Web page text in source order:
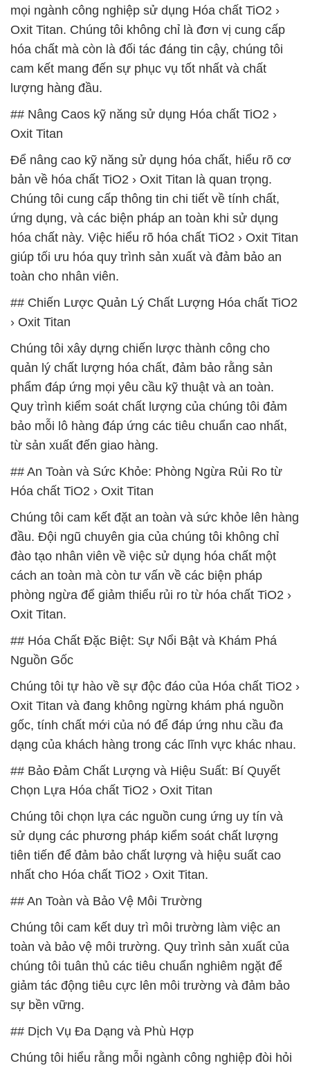
mọi ngành công nghiệp sử dụng Hóa chất TiO2 ›
Oxit Titan. Chúng tôi không chỉ là đơn vị cung cấp
hóa chất mà còn là đối tác đáng tin cậy, chúng tôi
cam kết mang đến sự phục vụ tốt nhất và chất
lượng hàng đầu.
## Nâng Caos kỹ năng sử dụng Hóa chất TiO2 ›
Oxit Titan
Để nâng cao kỹ năng sử dụng hóa chất, hiểu rõ cơ
bản về hóa chất TiO2 › Oxit Titan là quan trọng.
Chúng tôi cung cấp thông tin chi tiết về tính chất,
ứng dụng, và các biện pháp an toàn khi sử dụng
hóa chất này. Việc hiểu rõ hóa chất TiO2 › Oxit Titan
giúp tối ưu hóa quy trình sản xuất và đảm bảo an
toàn cho nhân viên.
## Chiến Lược Quản Lý Chất Lượng Hóa chất TiO2
› Oxit Titan
Chúng tôi xây dựng chiến lược thành công cho
quản lý chất lượng hóa chất, đảm bảo rằng sản
phẩm đáp ứng mọi yêu cầu kỹ thuật và an toàn.
Quy trình kiểm soát chất lượng của chúng tôi đảm
bảo mỗi lô hàng đáp ứng các tiêu chuẩn cao nhất,
từ sản xuất đến giao hàng.
## An Toàn và Sức Khỏe: Phòng Ngừa Rủi Ro từ
Hóa chất TiO2 › Oxit Titan
Chúng tôi cam kết đặt an toàn và sức khỏe lên hàng
đầu. Đội ngũ chuyên gia của chúng tôi không chỉ
đào tạo nhân viên về việc sử dụng hóa chất một
cách an toàn mà còn tư vấn về các biện pháp
phòng ngừa để giảm thiểu rủi ro từ hóa chất TiO2 ›
Oxit Titan.
## Hóa Chất Đặc Biệt: Sự Nổi Bật và Khám Phá
Nguồn Gốc
Chúng tôi tự hào về sự độc đáo của Hóa chất TiO2 ›
Oxit Titan và đang không ngừng khám phá nguồn
gốc, tính chất mới của nó để đáp ứng nhu cầu đa
dạng của khách hàng trong các lĩnh vực khác nhau.
## Bảo Đảm Chất Lượng và Hiệu Suất: Bí Quyết
Chọn Lựa Hóa chất TiO2 › Oxit Titan
Chúng tôi chọn lựa các nguồn cung ứng uy tín và
sử dụng các phương pháp kiểm soát chất lượng
tiên tiến để đảm bảo chất lượng và hiệu suất cao
nhất cho Hóa chất TiO2 › Oxit Titan.
## An Toàn và Bảo Vệ Môi Trường
Chúng tôi cam kết duy trì môi trường làm việc an
toàn và bảo vệ môi trường. Quy trình sản xuất của
chúng tôi tuân thủ các tiêu chuẩn nghiêm ngặt để
giảm tác động tiêu cực lên môi trường và đảm bảo
sự bền vững.
## Dịch Vụ Đa Dạng và Phù Hợp
Chúng tôi hiểu rằng mỗi ngành công nghiệp đòi hỏi